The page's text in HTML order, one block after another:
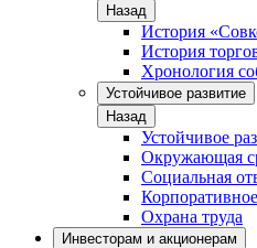
Назад
История
История
Хронология
Устойчивое развитие
Назад
Устойчивое
Окружающая
Социальная
Охрана труда
Инвесторам и акционерам